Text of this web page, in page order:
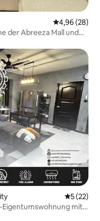
4,96 (28)
der Abreeza Mall und
5 (22)
Eigentumswohnung mit